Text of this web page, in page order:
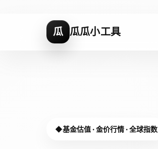
瓜 瓜瓜小工具
基金估值 · 金价行情 · 全球指数